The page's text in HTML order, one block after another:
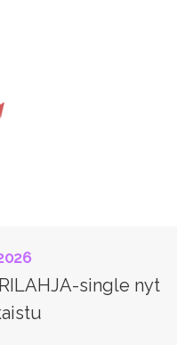
single nyt